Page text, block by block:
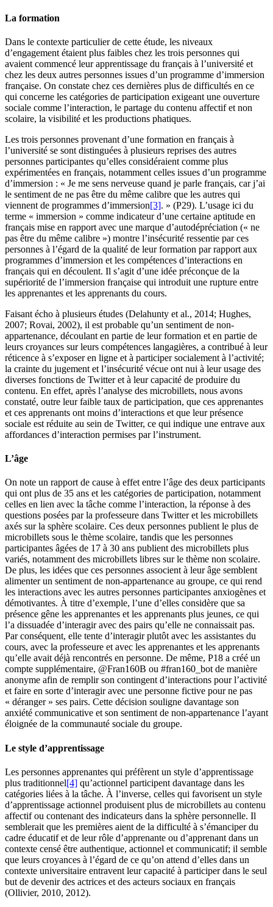
La formation
Dans le contexte particulier de cette étude, les niveaux
d’engagement étaient plus faibles chez les trois personnes qui
avaient commencé leur apprentissage du français à l’université et
chez les deux autres personnes issues d’un programme d’immersion
française. On constate chez ces dernières plus de difficultés en ce
qui concerne les catégories de participation exigeant une ouverture
sociale comme l’interaction, le partage du contenu affectif et non
scolaire, la visibilité et les productions phatiques.
Les trois personnes provenant d’une formation en français à
l’université se sont distinguées à plusieurs reprises des autres
personnes participantes qu’elles considéraient comme plus
expérimentées en français, notamment celles issues d’un programme
d’immersion : « Je me sens nerveuse quand je parle français, car j’ai
le sentiment de ne pas être du même calibre que les autres qui
viennent de programmes d’immersion[3]. » (P29). L’usage ici du
terme « immersion » comme indicateur d’une certaine aptitude en
français mise en rapport avec une marque d’autodépréciation (« ne
pas être du même calibre ») montre l’insécurité ressentie par ces
personnes à l’égard de la qualité de leur formation par rapport aux
programmes d’immersion et les compétences d’interactions en
français qui en découlent. Il s’agit d’une idée préconçue de la
supériorité de l’immersion française qui introduit une rupture entre
les apprenantes et les apprenants du cours.
Faisant écho à plusieurs études (Delahunty et al., 2014; Hughes,
2007; Rovai, 2002), il est probable qu’un sentiment de non-
appartenance, découlant en partie de leur formation et en partie de
leurs croyances sur leurs compétences langagières, a contribué à leur
réticence à s’exposer en ligne et à participer socialement à l’activité;
la crainte du jugement et l’insécurité vécue ont nui à leur usage des
diverses fonctions de Twitter et à leur capacité de produire du
contenu. En effet, après l’analyse des microbillets, nous avons
constaté, outre leur faible taux de participation, que ces apprenantes
et ces apprenants ont moins d’interactions et que leur présence
sociale est réduite au sein de Twitter, ce qui indique une entrave aux
affordances d’interaction permises par l’instrument.
L’âge
On note un rapport de cause à effet entre l’âge des deux participants
qui ont plus de 35 ans et les catégories de participation, notamment
celles en lien avec la tâche comme l’interaction, la réponse à des
questions posées par la professeure dans Twitter et les microbillets
axés sur la sphère scolaire. Ces deux personnes publient le plus de
microbillets sous le thème scolaire, tandis que les personnes
participantes âgées de 17 à 30 ans publient des microbillets plus
variés, notamment des microbillets libres sur le thème non scolaire.
De plus, les idées que ces personnes associent à leur âge semblent
alimenter un sentiment de non-appartenance au groupe, ce qui rend
les interactions avec les autres personnes participantes anxiogènes et
démotivantes. À titre d’exemple, l’une d’elles considère que sa
présence gêne les apprenantes et les apprenants plus jeunes, ce qui
l’a dissuadée d’interagir avec des pairs qu’elle ne connaissait pas.
Par conséquent, elle tente d’interagir plutôt avec les assistantes du
cours, avec la professeure et avec les apprenantes et les apprenants
qu’elle avait déjà rencontrés en personne. De même, P18 a créé un
compte supplémentaire, @Fran160B ou #fran160_bot de manière
anonyme afin de remplir son contingent d’interactions pour l’activité
et faire en sorte d’interagir avec une personne fictive pour ne pas
« déranger » ses pairs. Cette décision souligne davantage son
anxiété communicative et son sentiment de non-appartenance l’ayant
éloignée de la communauté sociale du groupe.
Le style d’apprentissage
Les personnes apprenantes qui préfèrent un style d’apprentissage
plus traditionnel[4] qu’actionnel participent davantage dans les
catégories liées à la tâche. À l’inverse, celles qui favorisent un style
d’apprentissage actionnel produisent plus de microbillets au contenu
affectif ou contenant des indicateurs dans la sphère personnelle. Il
semblerait que les premières aient de la difficulté à s’émanciper du
cadre éducatif et de leur rôle d’apprenante ou d’apprenant dans un
contexte censé être authentique, actionnel et communicatif; il semble
que leurs croyances à l’égard de ce qu’on attend d’elles dans un
contexte universitaire entravent leur capacité à participer dans le seul
but de devenir des actrices et des acteurs sociaux en français
(Ollivier, 2010, 2012).